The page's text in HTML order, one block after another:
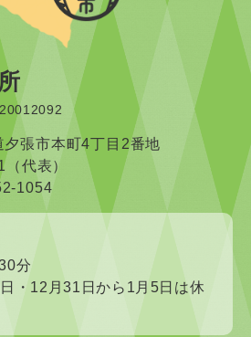
張市本町4丁目2番地
代表）
1054
分
・12月31日から1月5日は休